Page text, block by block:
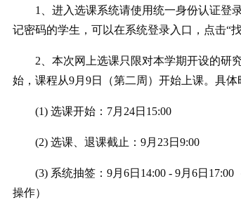
1、进入选课系统请使用统一身份认证登
记密码的学生，可以在系统登录入口，点击“
2、本次网上选课只限对本学期开设的研
始，课程从9月9日（第二周）开始上课。具体
(1) 选课开始：7月24日15:00
(2) 选课、退课截止：9月23日9:00
(3) 系统抽签：9月6日14:00 - 9月6日
操作）